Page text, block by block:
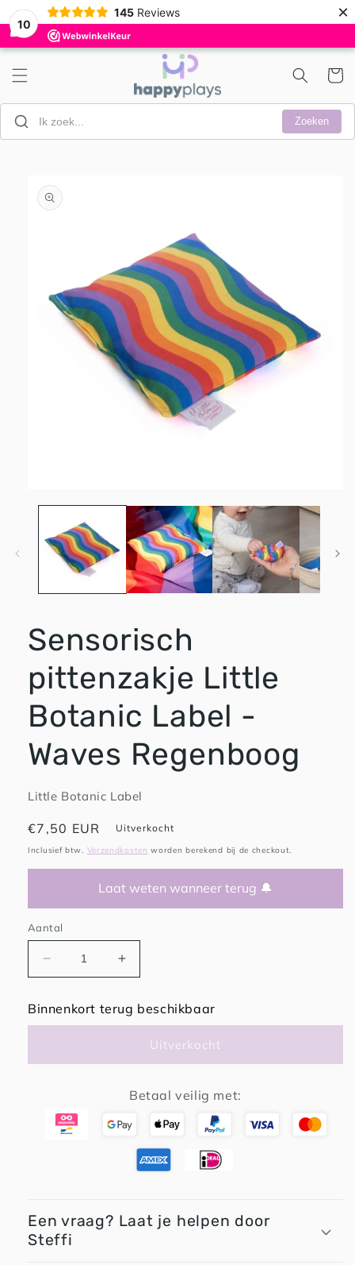
10
145 Reviews ×
Meteen
naar de
content
Zoeken
direct naar
modaal
Sensorisch
pittenzakje Little
Botanic Label -
Waves Regenboog
Little Botanic Label
Normale
prijs
€7,50 EUR Uitverkocht
Inclusief btw. Verzendkosten worden berekend bij de checkout.
Laat weten wanneer terug 🔔
Aantal
Aantal
verlagen
Sensorisch
Botanic
Waves
Regenboog
Aantal
verhogen
Sensorisch
Botanic
Waves
Regenboog
Binnenkort terug beschikbaar
Uitverkocht
Betaal veilig met:
Een vraag? Laat je helpen door
Steffi